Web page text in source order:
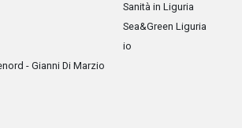
- Gianni Di Marzio
Sanità in Liguria
Sea&Green Liguria
io